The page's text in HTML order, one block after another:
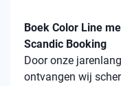
Boek Color Line
Scandic Booking
Door onze
ontvangen wij